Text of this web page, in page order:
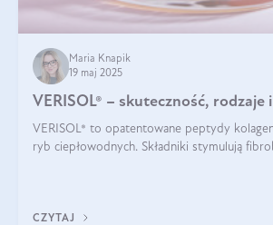
Maria Knapik
19 maj 2025
VERISOL® – skuteczność, rodzaje
VERISOL® to opatentowane peptydy
ryb ciepłowodnych. Składniki stymulują fibroblasty do
CZYTAJ